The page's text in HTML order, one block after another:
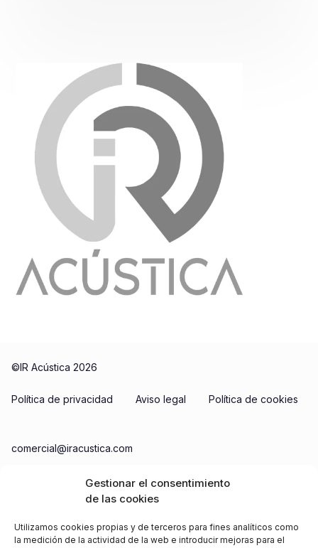
Gestionar el consentimiento
de las cookies
Utilizamos cookies propias y de terceros para fines analíticos como
la medición de la actividad de la web e introducir mejoras para el
©IR Acústica 2026
Política de privacidad Aviso legal Política de cookies
comercial@iracustica.com
987 05 89 46 / 690 84 29 48